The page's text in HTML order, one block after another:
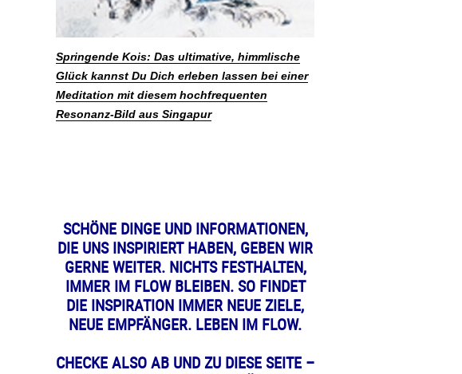
Springende Kois: Das ultimative, himmlische
Glück kannst Du Dich erleben lassen bei einer
Meditation mit diesem hochfrequenten
Resonanz-Bild aus Singapur
SCHÖNE DINGE UND INFORMATIONEN,
DIE UNS INSPIRIERT HABEN, GEBEN WIR
GERNE WEITER. NICHTS FESTHALTEN,
IMMER IM FLOW BLEIBEN. SO FINDET
DIE INSPIRATION IMMER NEUE ZIELE,
NEUE EMPFÄNGER. LEBEN IM FLOW.
CHECKE ALSO AB UND ZU DIESE SEITE –